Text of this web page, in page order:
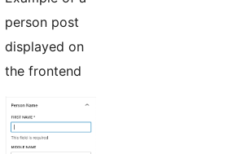
person post
displayed on
the frontend